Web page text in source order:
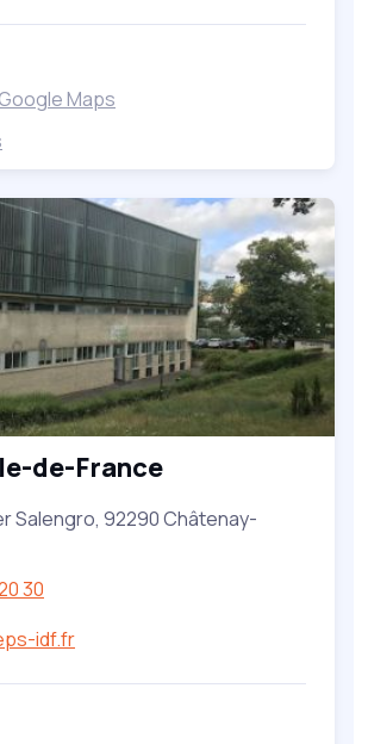
Maps
de-France
Salengro, 92290 Châtenay-
30
idf.fr